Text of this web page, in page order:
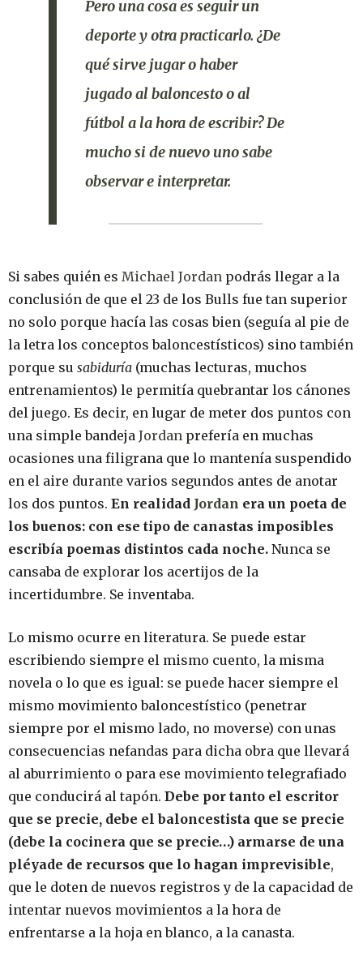
Pero una cosa es seguir un
deporte y otra practicarlo. ¿De
qué sirve jugar o haber
jugado al baloncesto o al
fútbol a la hora de escribir?De
mucho si de nuevo uno sabe
observar e interpretar.
Si sabes quién es Michael Jordan podrás llegar a la
conclusión de que el 23 de los Bulls fue tan superior
no solo porque hacía las cosas bien (seguía al pie de
la letra los conceptos baloncestísticos) sino también
porque su sabiduría (muchas lecturas, muchos
entrenamientos) le permitía quebrantar los cánones
del juego. Es decir, en lugar de meter dos puntos con
una simple bandeja Jordan prefería en muchas
ocasiones una filigrana que lo mantenía suspendido
en el aire durante varios segundos antes de anotar
los dos puntos. En realidad Jordan era un poeta de
los buenos: con ese tipo de canastas imposibles
escribía poemas distintos cada noche. Nunca se
cansaba de explorar los acertijos de la
incertidumbre. Se inventaba.
Lo mismo ocurre en literatura. Se puede estar
escribiendo siempre el mismo cuento, la misma
novela o lo que es igual: se puede hacer siempre el
mismo movimiento baloncestístico (penetrar
siempre por el mismo lado, no moverse) con unas
consecuencias nefandas para dicha obra que llevará
al aburrimiento o para ese movimiento telegrafiado
que conducirá al tapón. Debe por tanto el escritor
que se precie, debe el baloncestista que se precie
(debe la cocinera que se precie…) armarse de una
pléyade de recursos que lo hagan imprevisible,
que le doten de nuevos registros y de la capacidad de
intentar nuevos movimientos a la hora de
enfrentarse a la hoja en blanco, a la canasta.